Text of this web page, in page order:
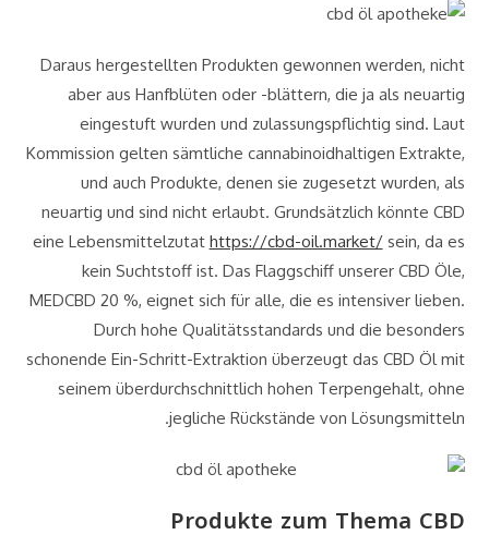
Daraus hergestellten Produkten gewonnen werden, nicht
aber aus Hanfblüten oder -blättern, die ja als neuartig
eingestuft wurden und zulassungspflichtig sind. Laut
Kommission gelten sämtliche cannabinoidhaltigen Extrakte,
und auch Produkte, denen sie zugesetzt wurden, als
neuartig und sind nicht erlaubt. Grundsätzlich könnte CBD
eine Lebensmittelzutat https://cbd-oil.market/sein, da es
kein Suchtstoff ist. Das Flaggschiff unserer CBD Öle,
MEDCBD 20 %, eignet sich für alle, die es intensiver lieben.
Durch hohe Qualitätsstandards und die besonders
schonende Ein-Schritt-Extraktion überzeugt das CBD Öl mit
seinem überdurchschnittlich hohen Terpengehalt, ohne
jegliche Rückstände von Lösungsmitteln.
Produkte zum Thema CBD